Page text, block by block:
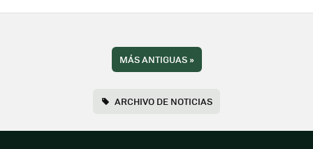
MÁS ANTIGUAS»
ARCHIVO DE NOTICIAS